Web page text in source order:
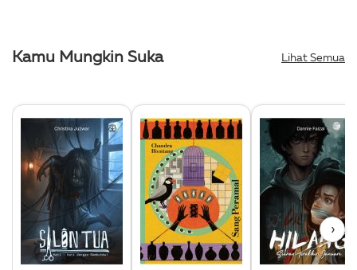
Kamu Mungkin Suka Lihat Semua
›